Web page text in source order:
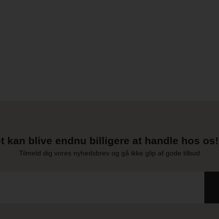
kan blive endnu billigere at handle hos
Tilmeld dig vores nyhedsbrev og gå ikke glip af gode tilbud